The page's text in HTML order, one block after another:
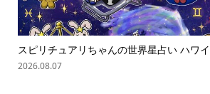
スピリチュアリちゃんの世界星占い ハワ
2026.08.07